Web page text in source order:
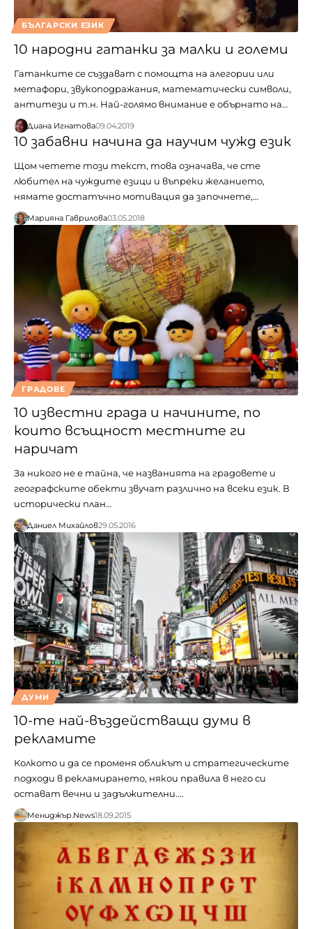
БЪЛГАРСКИ ЕЗИК
10 народни гатанки за малки и големи
Гатанките се създават с помощта на алегории или
метафори, звукоподражания, математически символи,
антитези и т.н. Най-голямо внимание е обърнато на…
Диана Игнатова09.04.2019
10 забавни начина да научим чужд език
Щом четете този текст, това означава, че сте
любител на чуждите езици и въпреки желанието,
нямате достатъчно мотивация да започнете,…
Марияна Гаврилова03.05.2018
ГРАДОВЕ
10 известни града и начините, по
които всъщност местните ги
наричат
За никого не е тайна, че названията на градовете и
географските обекти звучат различно на всеки език. В
исторически план…
Даниел Михайлов29.05.2016
ДУМИ
10-те най-въздействащи думи в
рекламите
Колкото и да се променя обликът и стратегическите
подходи в рекламирането, някои правила в него си
остават вечни и задължителни.…
Мениджър.News18.09.2015